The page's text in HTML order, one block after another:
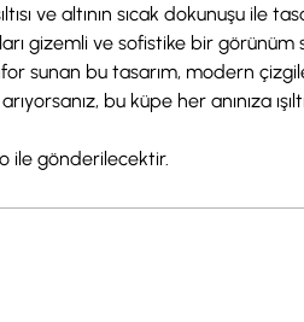
ve altının sıcak dokunuşu
gizemli ve sofistike bir görünüm
sunan bu tasarım, modern
bu küpe her anınıza
ile gönderilecektir.